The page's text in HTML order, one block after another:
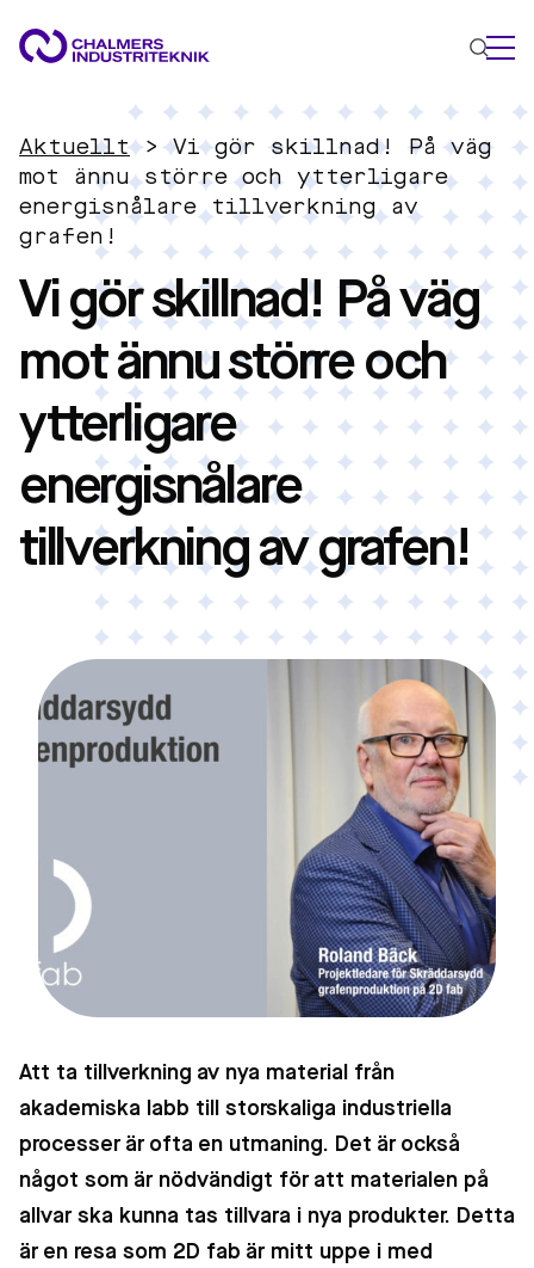
VAD VI GÖR
VÅRA EXPERTOMRÅDEN
Cirkulär ekonomi
Innovationsledning
Material
Tillämpad AI
AKTUELLT
OM OSS
KONTAKTA OSS
JOBBA HOS OSS
Aktuellt>Vi gör skillnad! På väg
mot ännu större och ytterligare
energisnålare tillverkning av
grafen!
Vi gör skillnad! På väg
mot ännu större och
ytterligare
energisnålare
tillverkning av grafen!
Att ta tillverkning av nya material från
akademiska labb till storskaliga industriella
processer är ofta en utmaning. Det är också
något som är nödvändigt för att materialen på
allvar ska kunna tas tillvara i nya produkter. Detta
är en resa som 2D fab är mitt uppe i med